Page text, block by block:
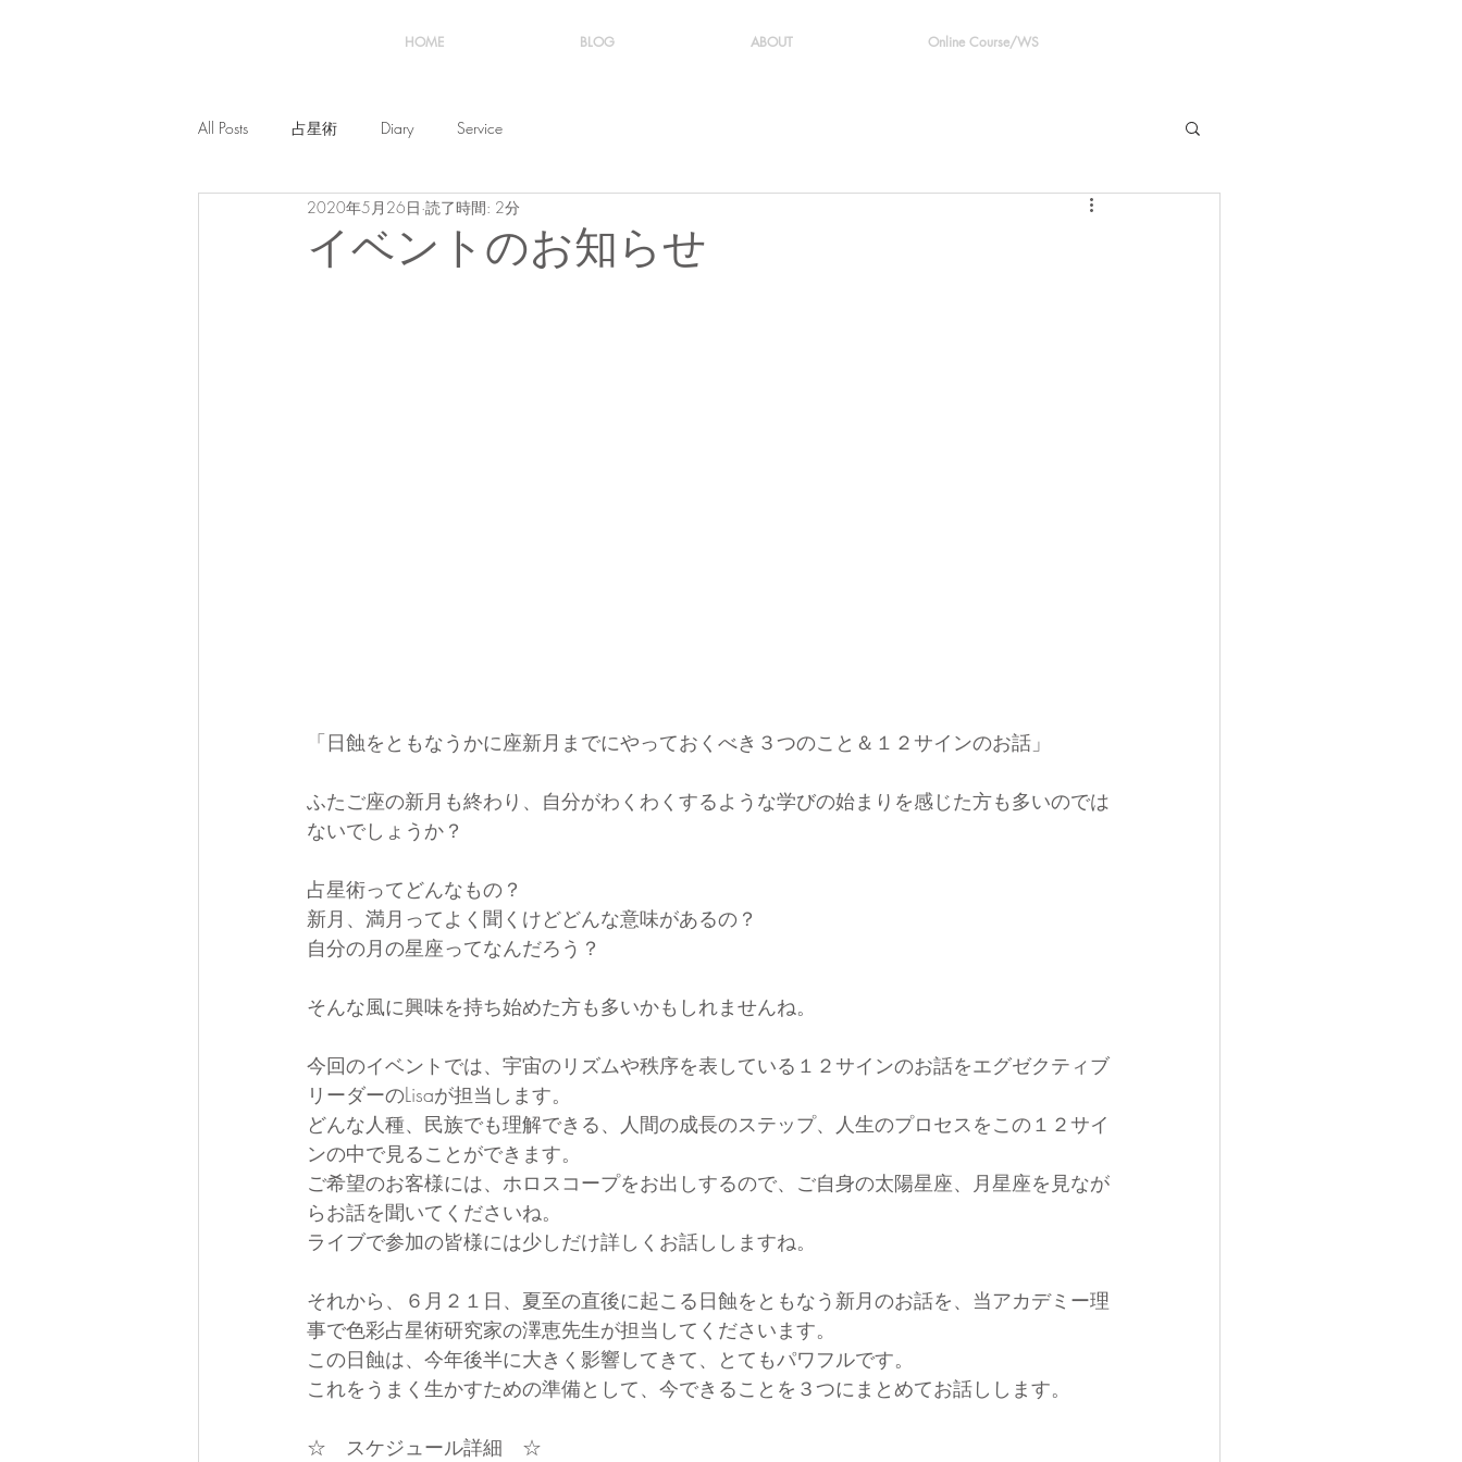
HOME BLOG ABOUT Online Course/WS
All Posts 占星術 Diary Service
イベントのお知らせ
2020年5月26日 読了時間: 2分
「日蝕をともなうかに座新月までにやっておくべき３つのこと＆１２サインのお話」
ふたご座の新月も終わり、自分がわくわくするような学びの始まりを感じた方も多いのでは
ないでしょうか？
占星術ってどんなもの？
新月、満月ってよく聞くけどどんな意味があるの？
自分の月の星座ってなんだろう？
そんな風に興味を持ち始めた方も多いかもしれませんね。
今回のイベントでは、宇宙のリズムや秩序を表している１２サインのお話をエグゼクティブ
リーダーのLisaが担当します。
どんな人種、民族でも理解できる、人間の成長のステップ、人生のプロセスをこの１２サイ
ンの中で見ることができます。
ご希望のお客様には、ホロスコープをお出しするので、ご自身の太陽星座、月星座を見なが
らお話を聞いてくださいね。
ライブで参加の皆様には少しだけ詳しくお話ししますね。
それから、６月２１日、夏至の直後に起こる日蝕をともなう新月のお話を、当アカデミー理
事で色彩占星術研究家の澤恵先生が担当してくださいます。
この日蝕は、今年後半に大きく影響してきて、とてもパワフルです。
これをうまく生かすための準備として、今できることを３つにまとめてお話しします。
☆　スケジュール詳細　☆